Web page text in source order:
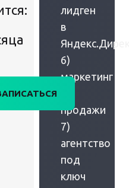
лидген
в
6)
маркетинг
продажи
7)
агентство
под
ключ